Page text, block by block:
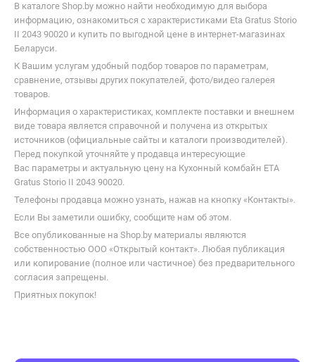
В каталоге Shop.by можно найти необходимую для выбора
информацию, ознакомиться с характеристиками Eta Gratus Storio
II 2043 90020 и купить по выгодной цене в интернет-магазинах
Беларуси.
К Вашим услугам удобный подбор товаров по параметрам,
сравнение, отзывы других покупателей, фото/видео галерея
товаров.
Информация о характеристиках, комплекте поставки и внешнем
виде товара является справочной и получена из открытых
источников (официальные сайты и каталоги производителей).
Перед покупкой уточняйте у продавца интересующие
Вас параметры и актуальную цену на Кухонный комбайн ETA
Gratus Storio II 2043 90020.
Телефоны продавца можно узнать, нажав на кнопку «Контакты».
Если Вы заметили ошибку, сообщите нам об этом.
Все опубликованные на Shop.by материалы являются
собственностью ООО «Открытый контакт». Любая публикация
или копирование (полное или частичное) без предварительного
согласия запрещены.
Приятных покупок!